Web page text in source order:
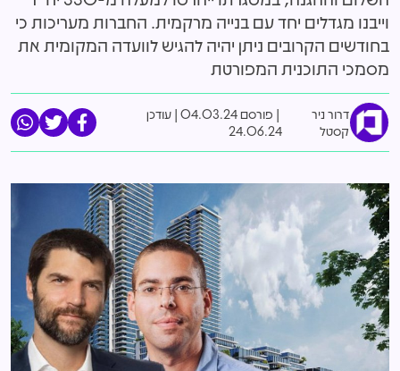
וייבנו מגדלים יחד עם בנייה מרקמית. החברות מעריכות כי
בחודשים הקרובים ניתן יהיה להגיש לוועדה המקומית את
מסמכי התוכנית המפורטת
דרור ניר
קסטל
פורסם 04.03.24 |עודכן
24.06.24